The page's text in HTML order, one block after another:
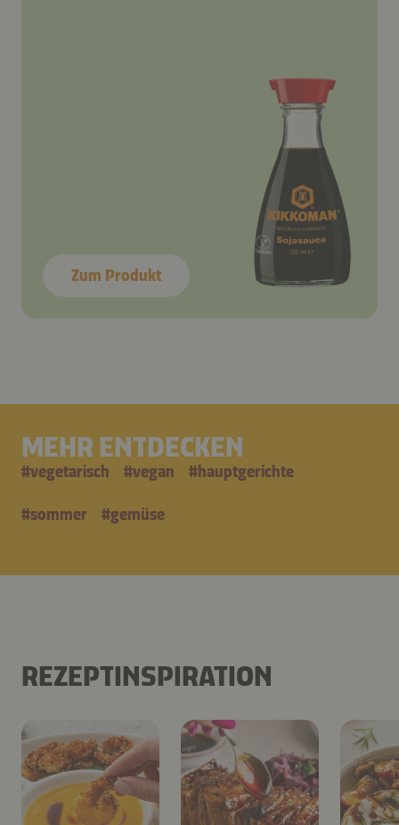
Zum Produkt
MEHR ENTDECKEN
#vegetarisch #vegan #hauptgerichte
#sommer #gemüse
REZEPTINSPIRATION